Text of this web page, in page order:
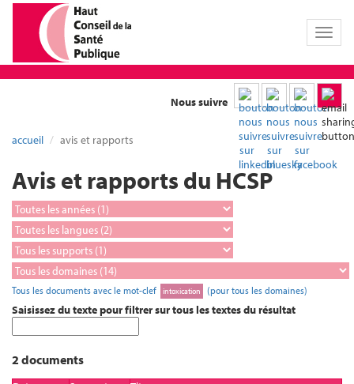
Toggle
Nous suivre
accueil avis et rapports
Avis et rapports du HCSP
Tous les documents avec le mot-clef intoxication (pour tous les domaines)
Saisissez du texte pour filtrer sur tous les textes du résultat
2 documents